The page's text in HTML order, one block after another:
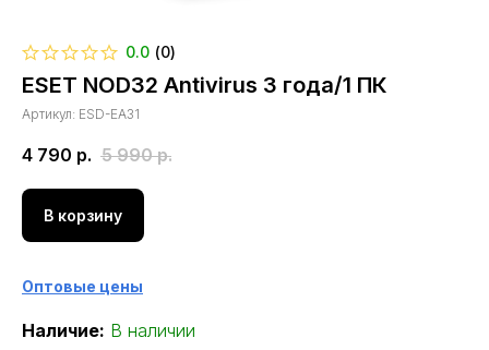
0.0 (0)
ESET NOD32 Antivirus 3 года/1 ПК
Артикул: ESD-EA31
4 790 р. 5 990 р.
В корзину
Оптовые цены
Наличие: В наличии